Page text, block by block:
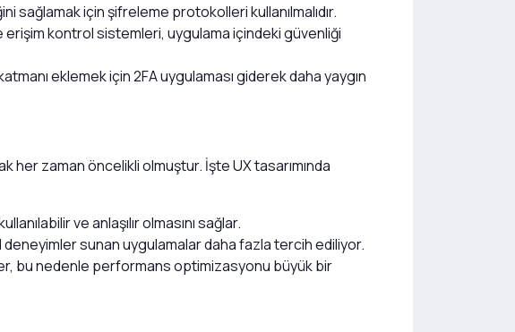
sağlamak için şifreleme protokolleri kullanılmalıdır.
erişim kontrol sistemleri, uygulama içindeki güvenliği
eklemek için 2FA uygulaması giderek daha yaygın
her zaman öncelikli olmuştur. İşte UX tasarımında
ve anlaşılır olmasını sağlar.
deneyimler sunan uygulamalar daha fazla tercih ediliyor.
bu nedenle performans optimizasyonu büyük bir